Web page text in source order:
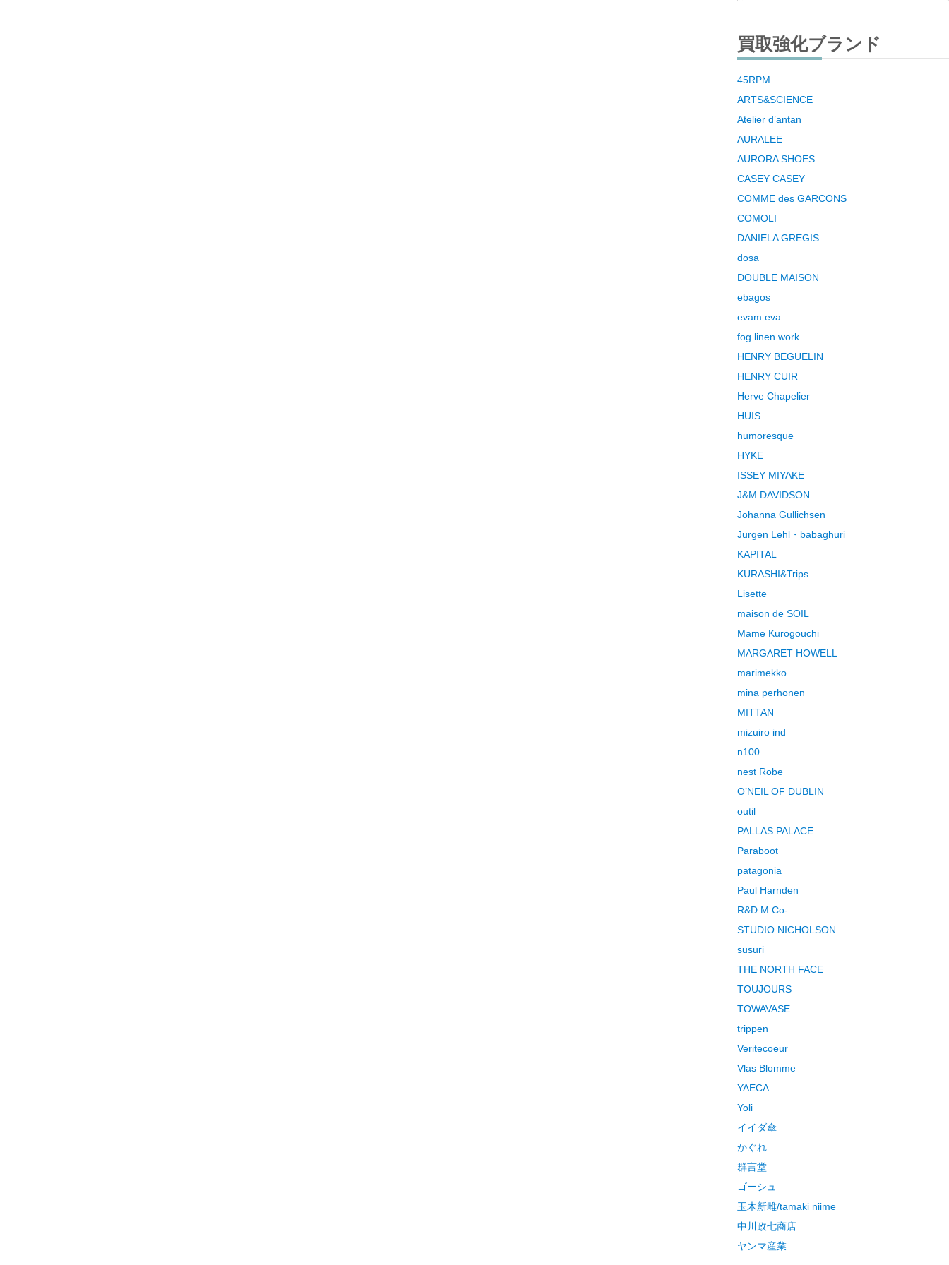
買取強化ブランド
45RPM
ARTS&SCIENCE
Atelier d’antan
AURALEE
AURORA SHOES
CASEY CASEY
COMME des GARCONS
COMOLI
DANIELA GREGIS
dosa
DOUBLE MAISON
ebagos
evam eva
fog linen work
HENRY BEGUELIN
HENRY CUIR
Herve Chapelier
HUIS.
humoresque
HYKE
ISSEY MIYAKE
J&M DAVIDSON
Johanna Gullichsen
Jurgen Lehl・babaghuri
KAPITAL
KURASHI&Trips
Lisette
maison de SOIL
Mame Kurogouchi
MARGARET HOWELL
marimekko
mina perhonen
MITTAN
mizuiro ind
n100
nest Robe
O’NEIL OF DUBLIN
outil
PALLAS PALACE
Paraboot
patagonia
Paul Harnden
R&D.M.Co-
STUDIO NICHOLSON
susuri
THE NORTH FACE
TOUJOURS
TOWAVASE
trippen
Veritecoeur
Vlas Blomme
YAECA
Yoli
イイダ傘
かぐれ
群言堂
ゴーシュ
玉木新雌/tamaki niime
中川政七商店
ヤンマ産業